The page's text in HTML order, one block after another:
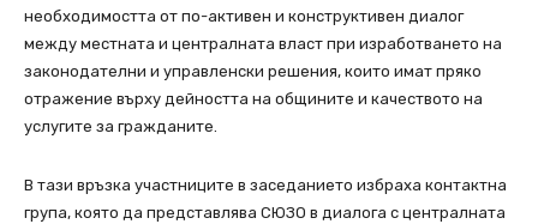
необходимостта от по-активен и конструктивен диалог
между местната и централната власт при изработването на
законодателни и управленски решения, които имат пряко
отражение върху дейността на общините и качеството на
услугите за гражданите.
В тази връзка участниците в заседанието избраха контактна
група, която да представлява СЮЗО в диалога с централната